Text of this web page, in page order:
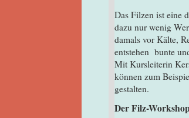
Das Filzen ist eine
dazu nur wenig
damals vor Kälte,
entstehen bunte
Mit Kursleiterin
können zum
gestalten.
Der Filz-